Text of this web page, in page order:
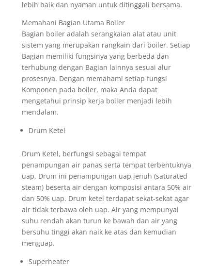
lebih baik dan nyaman untuk ditinggali bersama.
Memahani Bagian Utama Boiler
Bagian boiler adalah serangkaian alat atau unit
sistem yang merupakan rangkain dari boiler. Setiap
Bagian memiliki fungsinya yang berbeda dan
terhubung dengan Bagian lainnya sesuai alur
prosesnya. Dengan memahami setiap fungsi
Komponen pada boiler, maka Anda dapat
mengetahui prinsip kerja boiler menjadi lebih
mendalam.
Drum Ketel
Drum Ketel, berfungsi sebagai tempat
penampungan air panas serta tempat terbentuknya
uap. Drum ini penampungan uap jenuh (saturated
steam) beserta air dengan komposisi antara 50% air
dan 50% uap. Drum ketel terdapat sekat-sekat agar
air tidak terbawa oleh uap. Air yang mempunyai
suhu rendah akan turun ke bawah dan air yang
bersuhu tinggi akan naik ke atas dan kemudian
menguap.
Superheater